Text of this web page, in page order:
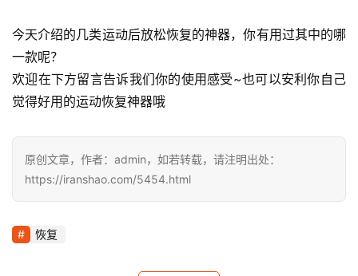
今天介绍的几类运动后放松恢复的神器，你有用过其中的哪
一款呢？
欢迎在下方留言告诉我们你的使用感受~也可以安利你自己
觉得好用的运动恢复神器哦
原创文章，作者：admin，如若转载，请注明出处：
https://iranshao.com/5454.html
恢复